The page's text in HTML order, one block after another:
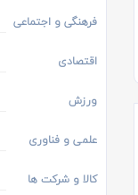
فرهنگی و اجتماعی
اقتصادی
ورزش
علمی و فناوری
کالا و شرکت ها